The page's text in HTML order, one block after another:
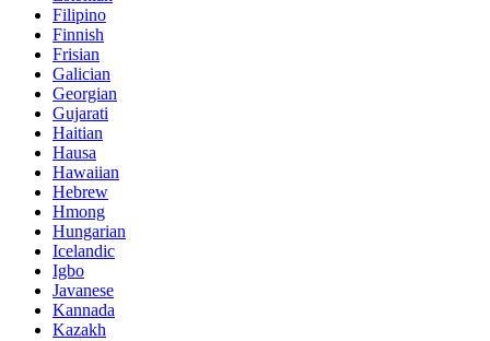
Filipino
Finnish
Frisian
Galician
Georgian
Gujarati
Haitian
Hausa
Hawaiian
Hebrew
Hmong
Hungarian
Icelandic
Igbo
Javanese
Kannada
Kazakh